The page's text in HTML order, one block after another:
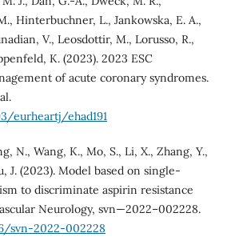
Hinterbuchner, L., Jankowska, E. A.,
V., Leosdottir, M., Lorusso, R.,
K. (2023). 2023 ESC
of acute coronary syndromes.
eurheartj/ehad191
N., Wang, K., Mo, S., Li, X., Zhang, Y.,
J. (2023). Model based on single-
to discriminate aspirin resistance
Neurology, svn—2022–002228.
svn-2022-002228